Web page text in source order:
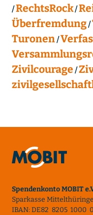
RechtsRock
Überfremdung
Turonen
Zivilcourage
Spendenkonto MOBIT
Sparkasse
IBAN: DE82 8205 1000